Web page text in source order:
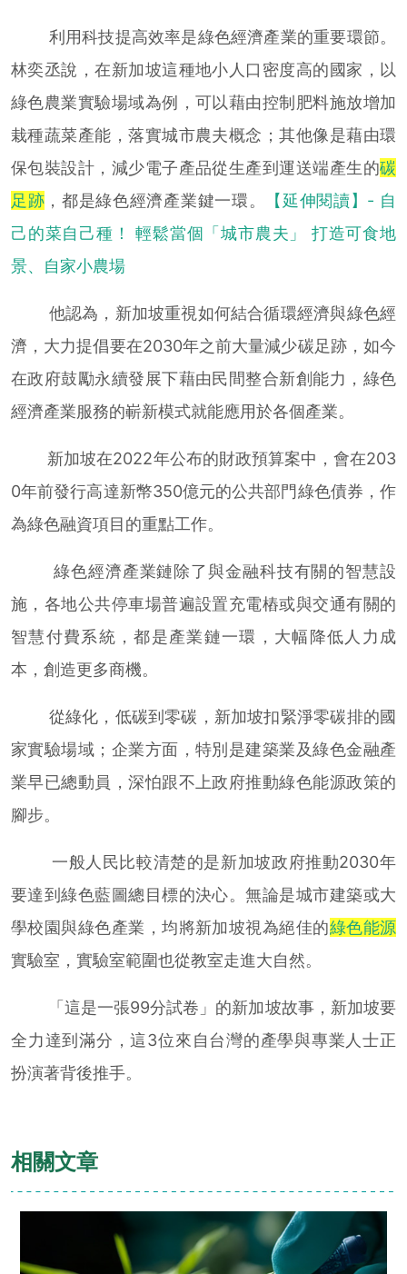
利用科技提高效率是綠色經濟產業的重要環節。
林奕丞說，在新加坡這種地小人口密度高的國家，以
綠色農業實驗場域為例，可以藉由控制肥料施放增加
栽種蔬菜產能，落實城市農夫概念；其他像是藉由環
保包裝設計，減少電子產品從生產到運送端產生的碳
足跡 ，都是綠色經濟產業鍵一環。
【延伸閱讀】- 自
己的菜自己種！ 輕鬆當個「城市農夫」 打造可食地
景、自家小農場
他認為，新加坡重視如何結合循環經濟與綠色經
濟，大力提倡要在2030年之前大量減少碳足跡，如今
在政府鼓勵永續發展下藉由民間整合新創能力，綠色
經濟產業服務的嶄新模式就能應用於各個產業。
新加坡在2022年公布的財政預算案中，會在203
0年前發行高達新幣350億元的公共部門綠色債券，作
為綠色融資項目的重點工作。
綠色經濟產業鏈除了與金融科技有關的智慧設
施，各地公共停車場普遍設置充電樁或與交通有關的
智慧付費系統，都是產業鏈一環，大幅降低人力成
本，創造更多商機。
從綠化，低碳到零碳，新加坡扣緊淨零碳排的國
家實驗場域；企業方面，特別是建築業及綠色金融產
業早已總動員，深怕跟不上政府推動綠色能源政策的
腳步。
一般人民比較清楚的是新加坡政府推動2030年
要達到綠色藍圖總目標的決心。無論是城市建築或大
學校園與綠色產業，均將新加坡視為絕佳的綠色能源
實驗室，實驗室範圍也從教室走進大自然。
「這是一張99分試卷」的新加坡故事，新加坡要
全力達到滿分，這3位來自台灣的產學與專業人士正
扮演著背後推手。
相關文章